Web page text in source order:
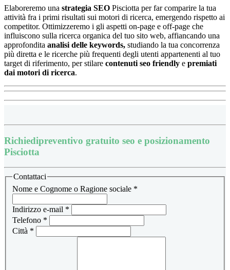
Elaboreremo una strategia SEO Pisciotta per far comparire la tua
attività fra i primi risultati sui motori di ricerca, emergendo rispetto ai
competitor. Ottimizzeremo i gli aspetti on-page e off-page che
influiscono sulla ricerca organica del tuo sito web, affiancando una
approfondita analisi delle keywords, studiando la tua concorrenza
più diretta e le ricerche più frequenti degli utenti appartenenti al tuo
target di riferimento, per stilare contenuti seo friendly e premiati
dai motori di ricerca.
Richiedipreventivo gratuito seo e posizionamento
Pisciotta
Contattaci
Nome e Cognome o Ragione sociale *
Indirizzo e-mail *
Telefono *
Città *